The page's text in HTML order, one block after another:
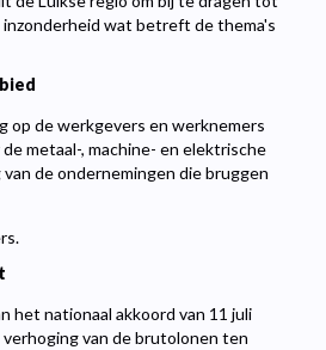
wat betreft de thema's
op de werkgevers en werknemers
metaal-, machine- en elektrische
de ondernemingen die bruggen
het nationaal akkoord van 11 juli
van de brutolonen ten